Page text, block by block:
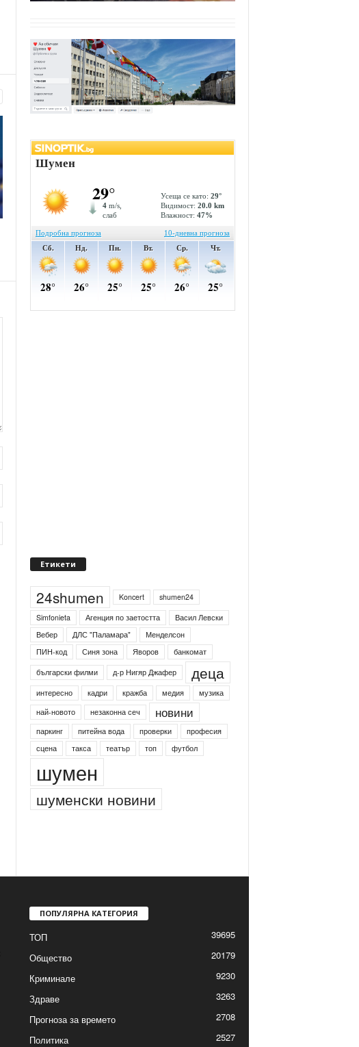
Етикети
24shumen Koncert
shumen24
Simfonieta
Агенция по заетостта
Васил Левски
Вебер
ДЛС "Паламара"
Менделсон
ПИН-код
Синя зона Яворов
банкомат
български филми
д-р Нигяр Джафер деца
интересно кадри кражба медия
музика
най-новото
незаконна сеч новини
паркинг питейна вода проверки
професия
сцена
такса театър топ футбол
шумен
шуменски новини
ПОПУЛЯРНА КАТЕГОРИЯ
ТОП
39695
Общество
20179
Криминале
9230
Здраве
3263
Прогноза за времето
2708
Политика
2527